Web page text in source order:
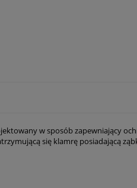
w sposób zapewniający
się klamrę posiadającą